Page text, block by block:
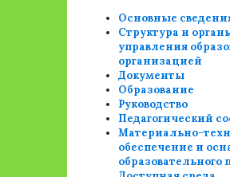
Основные
Структура и
управления
организацией
Документы
Образование
Руководство
Педагогический
Материально-
обеспечение и
образовательного